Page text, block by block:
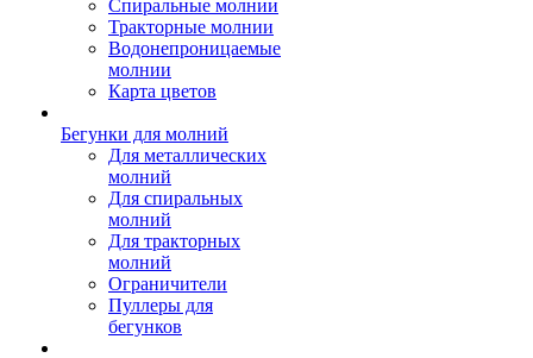
Спиральные молнии
Тракторные молнии
Водонепроницаемые
молнии
Карта цветов
Бегунки для молний
Для металлических
молний
Для спиральных
молний
Для тракторных
молний
Ограничители
Пуллеры для
бегунков